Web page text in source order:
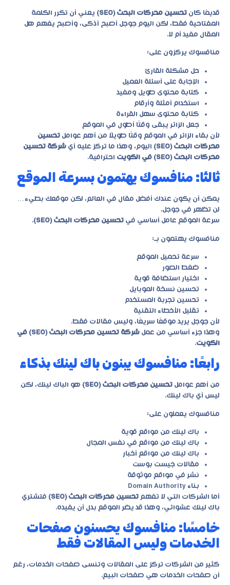
قديمًا كان تحسين محركات البحث (SEO)
يعني أن تكرر الكلمة
المفتاحية فقط، لكن اليوم جوجل أصبح أذكى، وأصبح يفهم هل
المقال مفيد أم لا.
منافسوك يركزون على:
حل مشكلة القارئ
الإجابة على أسئلة العميل
كتابة محتوى طويل ومفيد
استخدام أمثلة وأرقام
كتابة محتوى سهل القراءة
جعل الزائر يبقى وقتًا أطول في الموقع
لأن بقاء الزائر في الموقع وقتًا طويلًا من أهم عوامل تحسين
محركات البحث (SEO)
اليوم، وهذا ما تركز عليه أي شركة تحسين
محركات البحث (SEO) في الكويت
احترافية.
ثالثًا: منافسوك يهتمون بسرعة الموقع
يمكن أن يكون عندك أفضل مقال في العالم، لكن موقعك بطيء…
لن تظهر في جوجل.
سرعة الموقع عامل أساسي في تحسين محركات البحث (SEO) .
منافسوك يهتمون بـ:
سرعة تحميل الموقع
ضغط الصور
اختيار استضافة قوية
تحسين نسخة الموبايل
تحسين تجربة المستخدم
تقليل الأخطاء التقنية
لأن جوجل يريد موقعًا سريعًا، وليس مقالات فقط.
وهذا جزء أساسي من عمل
شركة تحسين محركات البحث (SEO) في
الكويت.
رابعًا: منافسوك يبنون باك لينك بذكاء
من أهم عوامل تحسين محركات البحث (SEO)
هو الباك لينك، لكن
ليس أي باك لينك.
منافسوك يعملون على:
باك لينك من مواقع قوية
باك لينك من مواقع في نفس المجال
باك لينك من مواقع أخبار
مقالات جيست بوست
نشر في مواقع موثوقة
بناء Domain Authority
أما الشركات التي لا تفهم تحسين محركات البحث (SEO)
فتشتري
باك لينك عشوائي، وهذا قد يضر الموقع بدل أن يفيده.
خامسًا: منافسوك يحسنون صفحات
الخدمات وليس المقالات فقط
كثير من الشركات تركز على المقالات وتنسى صفحات الخدمات، رغم
أن صفحات الخدمات هي صفحات البيع.